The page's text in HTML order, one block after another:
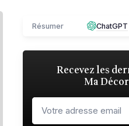
Résumer ChatGPT
Recevez les
Ma